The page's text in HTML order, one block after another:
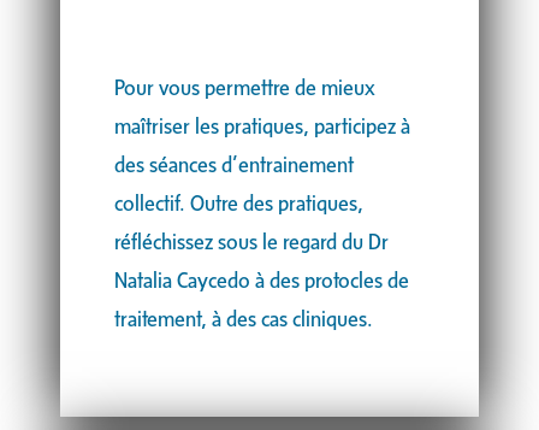
Pour vous permettre de mieux
maîtriser les pratiques, participez à
des séances d’entrainement
collectif. Outre des pratiques,
réfléchissez sous le regard du Dr
Natalia Caycedo à des protocles de
traitement, à des cas cliniques.